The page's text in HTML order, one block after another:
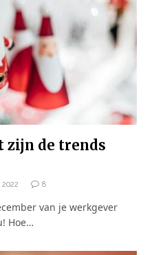
zijn de trends
8
van je werkgever
Hoe…